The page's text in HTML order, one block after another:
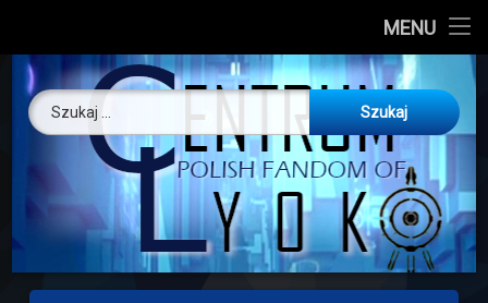
MENU
About us
O nas
Artykuły
Discord
Drogowskaz
Skip
content
Centrum
Szukaj: